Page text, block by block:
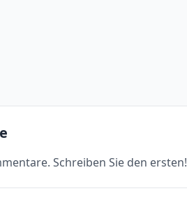
Schreiben Sie den ersten!